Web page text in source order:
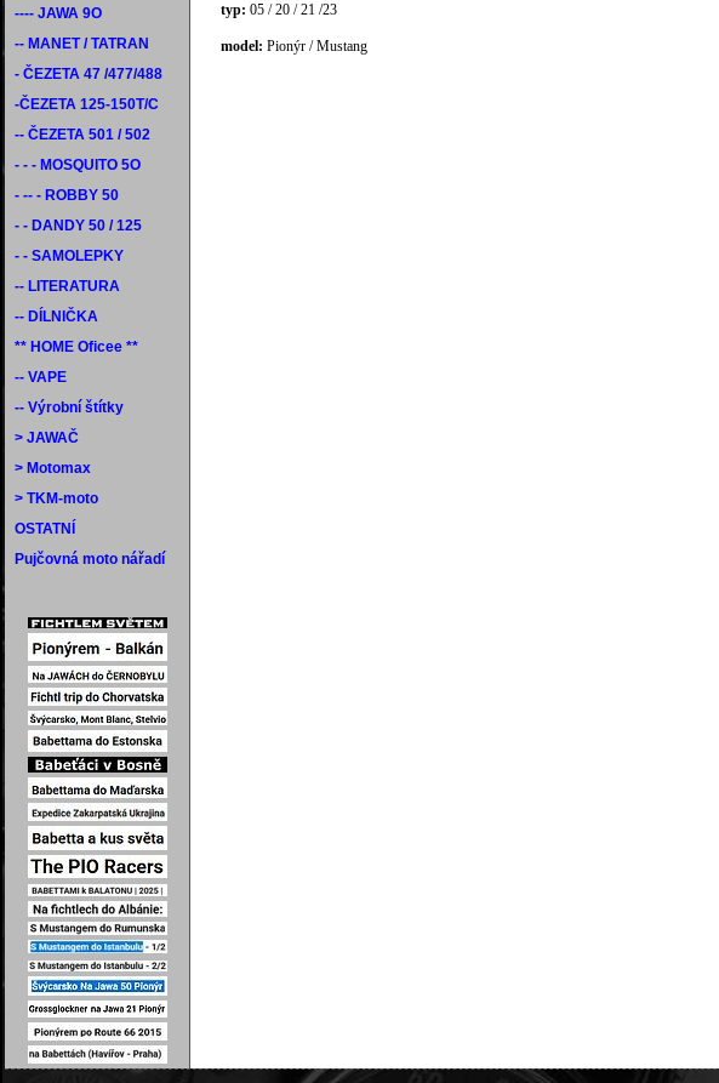
---- JAWA 9O
-- MANET / TATRAN
- ČEZETA 47 /477/488
-ČEZETA 125-150T/C
-- ČEZETA 501 / 502
- - - MOSQUITO 5O
- -- - ROBBY 50
- - DANDY 50 / 125
- - SAMOLEPKY
-- LITERATURA
-- DÍLNIČKA
** HOME Oficee **
-- VAPE
-- Výrobní štítky
> JAWAČ
> Motomax
> TKM-moto
OSTATNÍ
Pujčovná moto nářadí
typ: 05 / 20 / 21 /23
model: Pionýr / Mustang